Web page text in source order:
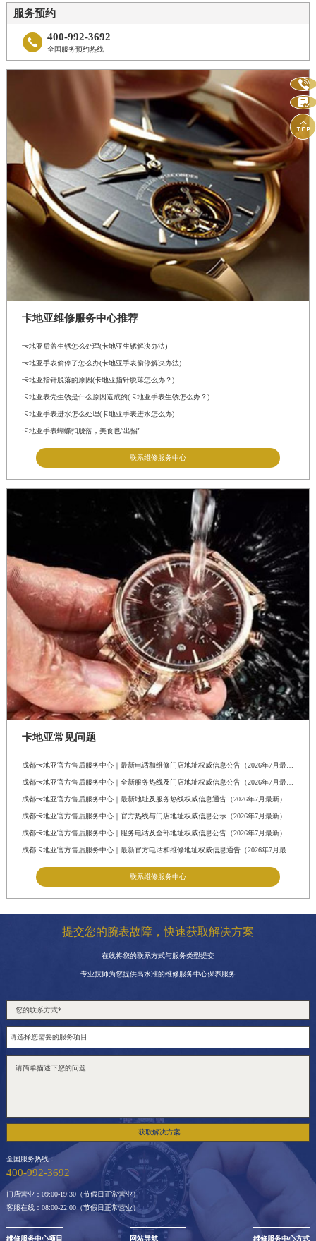
服务预约
 400-992-3692
全国服务预约热线
卡地亚维修服务中心推荐
卡地亚后盖生锈怎么处理(卡地亚生锈解决办法)
卡地亚手表偷停了怎么办(卡地亚手表偷停解决办法)
卡地亚指针脱落的原因(卡地亚指针脱落怎么办？)
卡地亚表壳生锈是什么原因造成的(卡地亚手表生锈怎么办？)
卡地亚手表进水怎么处理(卡地亚手表进水怎么办)
卡地亚手表蝴蝶扣脱落，美食也“出招”
联系维修服务中心
卡地亚常见问题
成都卡地亚官方售后服务中心｜最新地址及服务热线权威信息通告（2026年7月最新）
成都卡地亚官方售后服务中心｜官方热线与门店地址权威信息公示（2026年7月最新）
成都卡地亚官方售后服务中心｜服务电话及全部地址权威信息公告（2026年7月最新）
联系维修服务中心
提交您的腕表故障，快速获取解决方案
在线将您的联系方式与服务类型提交
专业技师为您提供高水准的维修服务中心保养服务
获取解决方案
全国服务热线：
400-992-3692
门店营业：09:00-19:30（节假日正常营业）
客服在线：08:00-22:00（节假日正常营业）
维修服务中心项目 网站导航 维修服务中心方式


